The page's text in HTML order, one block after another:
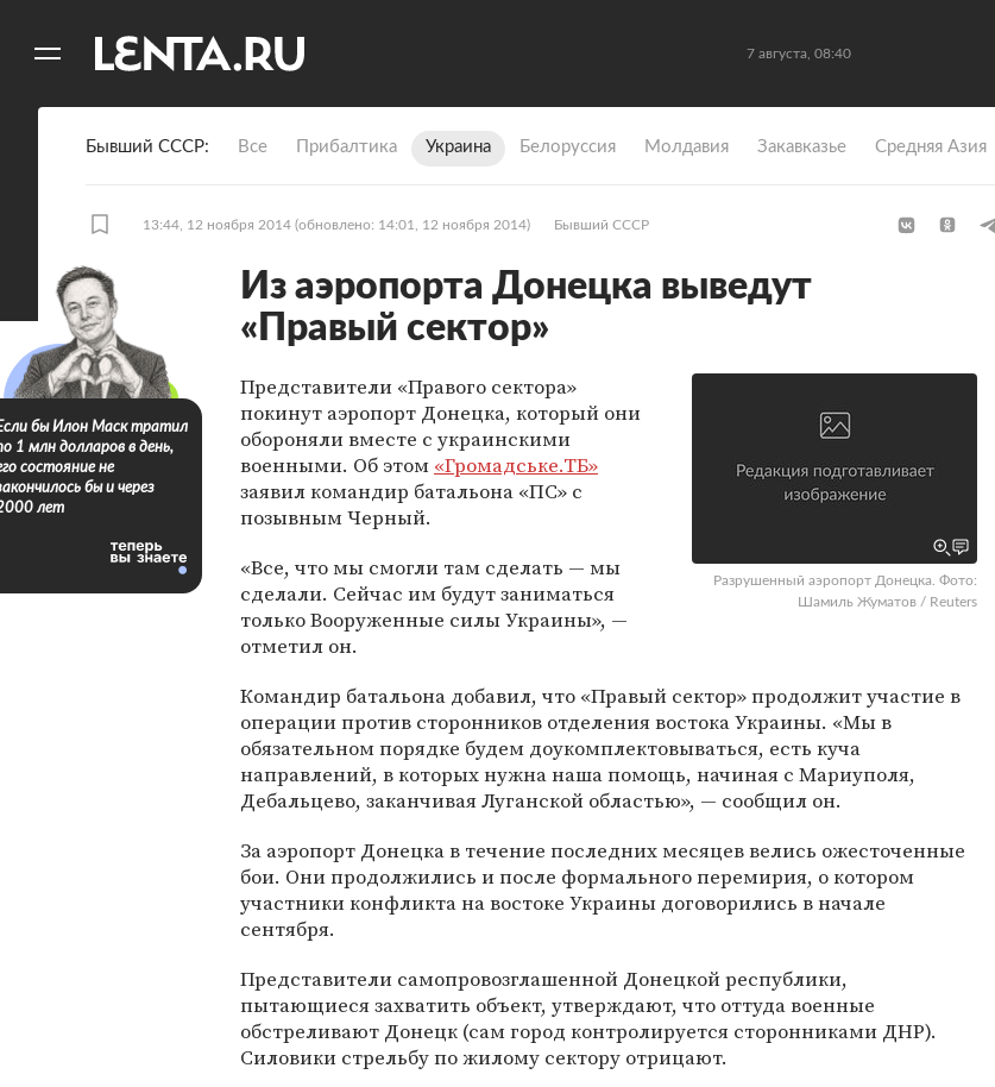
7 августа, 08:40
Бывший СССР Все Прибалтика Украина Белоруссия Молдавия Закавказье Средняя Азия
13:44, 12 ноября 2014 (обновлено: 14:01, 12 ноября 2014) Бывший СССР
Из аэропорта Донецка выведут
«Правый сектор»
Разрушенный аэропорт Донецка. Фото:
Шамиль Жуматов / Reuters
Представители «Правого сектора»
покинут аэропорт Донецка, который они
обороняли вместе с украинскими
военными. Об этом «Громадське.ТБ»
заявил командир батальона «ПС» с
позывным Черный.
«Все, что мы смогли там сделать — мы
сделали. Сейчас им будут заниматься
только Вооруженные силы Украины», —
отметил он.
Командир батальона добавил, что «Правый сектор» продолжит участие в
операции против сторонников отделения востока Украины. «Мы в
обязательном порядке будем доукомплектовываться, есть куча
направлений, в которых нужна наша помощь, начиная с Мариуполя,
Дебальцево, заканчивая Луганской областью», — сообщил он.
За аэропорт Донецка в течение последних месяцев велись ожесточенные
бои. Они продолжились и после формального перемирия, о котором
участники конфликта на востоке Украины договорились в начале
сентября.
Представители самопровозглашенной Донецкой республики,
пытающиеся захватить объект, утверждают, что оттуда военные
обстреливают Донецк (сам город контролируется сторонниками ДНР).
Силовики стрельбу по жилому сектору отрицают.
бы Илон Маск тратил
1 млн долларов в день,
состояние не
бы и через
лет